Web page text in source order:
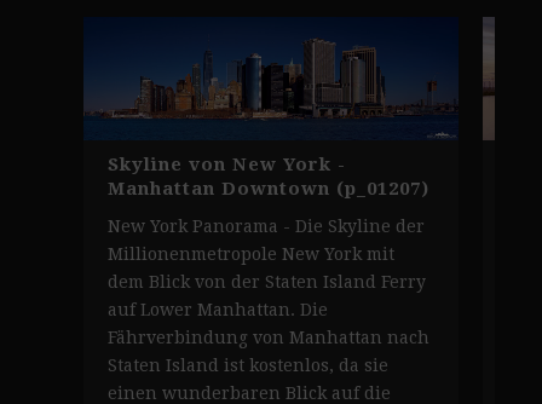
Skyline von New York -
Manhattan Downtown (p_01207)
New York Panorama - Die Skyline der
Millionenmetropole New York mit
dem Blick von der Staten Island Ferry
auf Lower Manhattan. Die
Fährverbindung von Manhattan nach
Staten Island ist kostenlos, da sie
einen wunderbaren Blick auf die